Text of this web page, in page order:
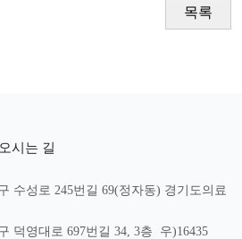
목록
오시는 길
수성로 245번길 69(정자동) 경기도의료
덕영대로 697번길 34, 3층 우)16435